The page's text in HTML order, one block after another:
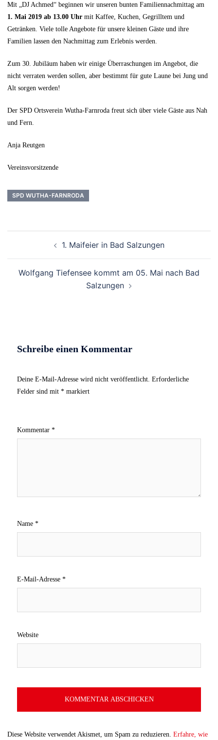
Mit „DJ Achmed“ beginnen wir unseren bunten Familiennachmittag am
1. Mai 2019 ab 13.00 Uhr mit Kaffee, Kuchen, Gegrilltem und
Getränken. Viele tolle Angebote für unsere kleinen Gäste und ihre
Familien lassen den Nachmittag zum Erlebnis werden.
Zum 30. Jubiläum haben wir einige Überraschungen im Angebot, die
nicht verraten werden sollen, aber bestimmt für gute Laune bei Jung und
Alt sorgen werden!
Der SPD Ortsverein Wutha-Farnroda freut sich über viele Gäste aus Nah
und Fern.
Anja Reutgen
Vereinsvorsitzende
SPD WUTHA-FARNRODA
Navigation 1. Maifeier in Bad Salzungen
Wolfgang Tiefensee kommt am 05. Mai nach Bad
Salzungen
Schreibe einen Kommentar
Deine E-Mail-Adresse wird nicht veröffentlicht. Erforderliche
Felder sind mit * markiert
Kommentar *
Name *
E-Mail-Adresse *
Website
Diese Website verwendet Akismet, um Spam zu reduzieren. Erfahre, wie